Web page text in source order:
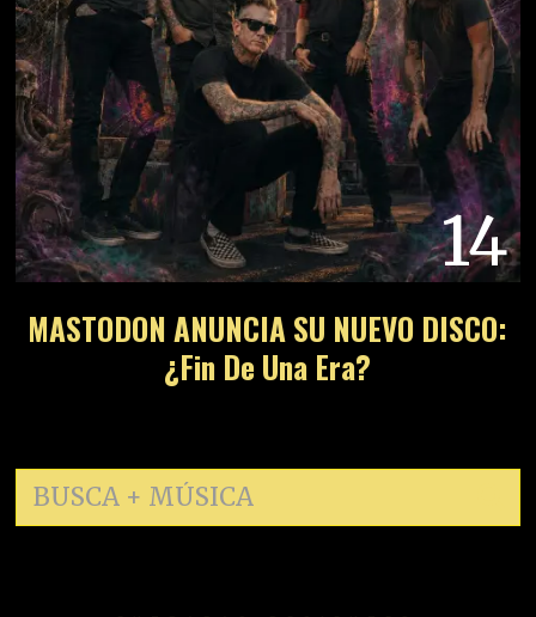
14
MASTODON ANUNCIA SU NUEVO DISCO:
¿Fin De Una Era?